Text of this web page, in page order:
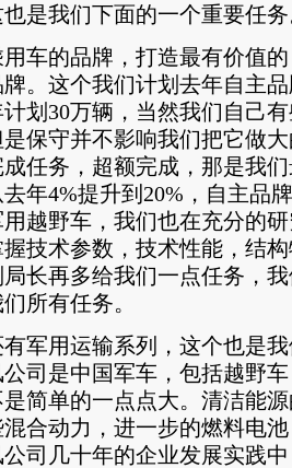
是我们下面的一个重要任
的品牌，打造最有价值的
牌。这个我们计划去年自主
计划30万辆，当然我们自己
保守并不影响我们把它做
成任务，超额完成，那是我
年4%提升到20%，自主品
越野车，我们也在充分的
握技术参数，技术性能，结
长再多给我们一点任务，
所有任务。
用运输系列，这个也是我
司是中国军车，包括越野
是简单的一点点大。清洁能
混合动力，进一步的燃料电
公司几十年的企业发展实践